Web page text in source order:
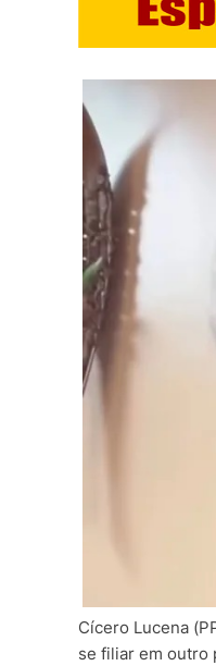
Cícero Lucena
se filiar em outro